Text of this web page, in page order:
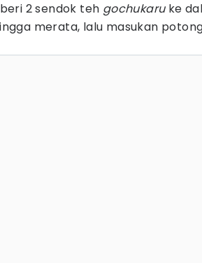
2 sendok teh gochukaruke
merata, lalu masukan